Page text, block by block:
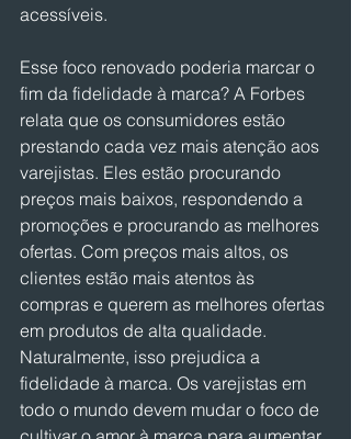
acessíveis.
Esse foco renovado poderia marcar o
fim da fidelidade à marca? A Forbes
relata que os consumidores estão
prestando cada vez mais atenção aos
varejistas. Eles estão procurando
preços mais baixos, respondendo a
promoções e procurando as melhores
ofertas. Com preços mais altos, os
clientes estão mais atentos às
compras e querem as melhores ofertas
em produtos de alta qualidade.
Naturalmente, isso prejudica a
fidelidade à marca. Os varejistas em
todo o mundo devem mudar o foco de